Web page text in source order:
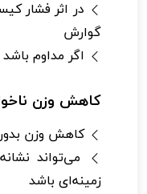
در اثر فشار
گوارش
اگر مداوم
کاهش وزن
کاهش وزن
می‌تواند
زمینه‌ای باشد